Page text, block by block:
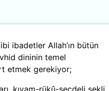
ibadetler Allah’ın bütün
dininin temel
etmek gerekiyor;
kıyam-rükû-secdeli şekli